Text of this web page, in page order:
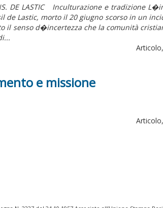
DE LASTIC Inculturazione e tradizione
de Lastic, morto il 20 giugno scorso in un
il senso d�incertezza che la comunità
e missione